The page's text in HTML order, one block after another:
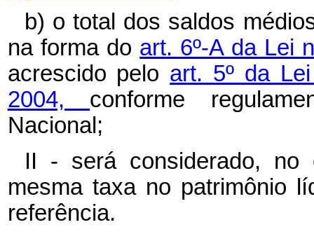
b) o total dos saldos
na forma do art. 6º-A da Lei
acrescido pelo art. 5º da
2004, conforme
Nacional;
II - será considerado, no
mesma taxa no patrimônio
referência.